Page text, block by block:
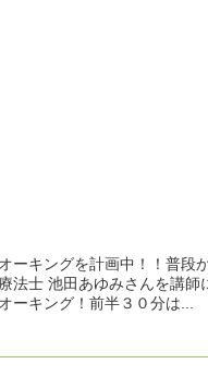
ーキングを計画中！！普
法士 池田あゆみさんを講師
ーキング！前半３０分は...